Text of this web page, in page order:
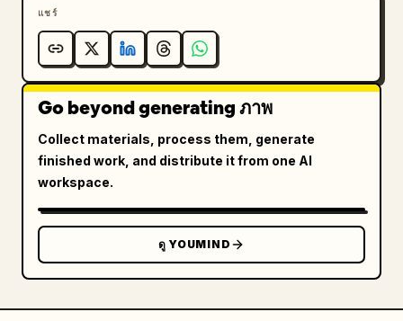
แชร์
Go beyond generating ภาพ
Collect materials, process them, generate
finished work, and distribute it from one AI
workspace.
ดู YOUMIND